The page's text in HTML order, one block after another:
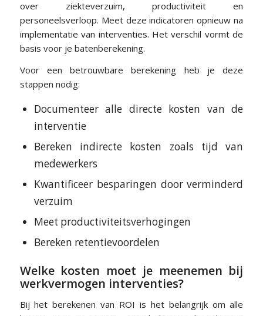
over ziekteverzuim, productiviteit en
personeelsverloop. Meet deze indicatoren opnieuw na
implementatie van interventies. Het verschil vormt de
basis voor je batenberekening.
Voor een betrouwbare berekening heb je deze
stappen nodig:
Documenteer alle directe kosten van de
interventie
Bereken indirecte kosten zoals tijd van
medewerkers
Kwantificeer besparingen door verminderd
verzuim
Meet productiviteitsverhogingen
Bereken retentievoordelen
Welke kosten moet je meenemen bij
werkvermogen interventies?
Bij het berekenen van ROI is het belangrijk om alle